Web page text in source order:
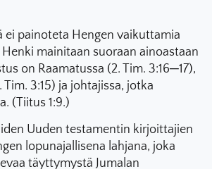
ei painoteta Hengen vaikuttamia
mainitaan suoraan ainoastaan
on Raamatussa (2. Tim. 3:16─17),
Tim. 3:15) ja johtajissa, jotka
(Tiitus 1:9.)
Uuden testamentin kirjoittajien
lopunajallisena lahjana, joka
täyttymystä Jumalan